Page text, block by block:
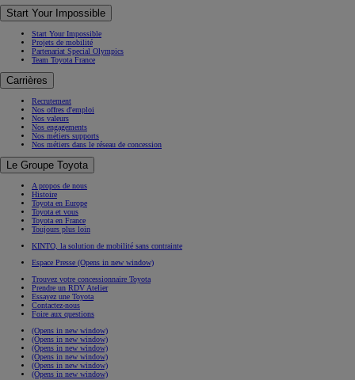
Start Your Impossible
Start Your Impossible
Projets de mobilité
Partenariat Special Olympics
Team Toyota France
Carrières
Recrutement
Nos offres d'emploi
Nos valeurs
Nos engagements
Nos métiers supports
Nos métiers dans le réseau de concession
Le Groupe Toyota
A propos de nous
Histoire
Toyota en Europe
Toyota et vous
Toyota en France
Toujours plus loin
KINTO, la solution de mobilité sans contrainte
Espace Presse (Opens in new window)
Trouvez votre concessionnaire Toyota
Prendre un RDV Atelier
Essayez une Toyota
Contactez-nous
Foire aux questions
(Opens in new window)
(Opens in new window)
(Opens in new window)
(Opens in new window)
(Opens in new window)
(Opens in new window)